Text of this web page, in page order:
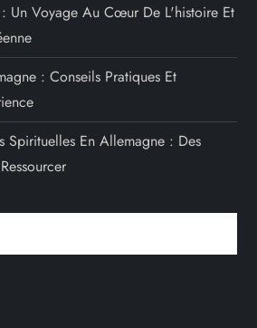
: Un Voyage Au Cœur De L'histoire Et
: Conseils Pratiques Et
Spirituelles En Allemagne : Des